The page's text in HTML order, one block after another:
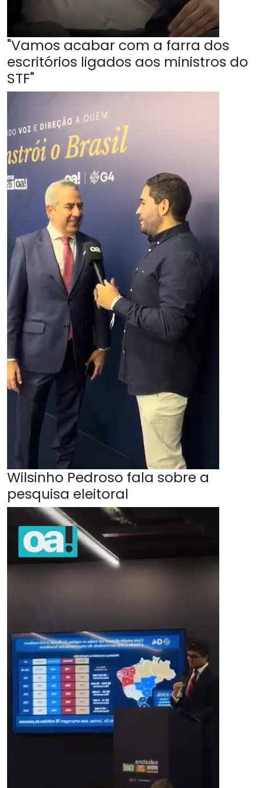
"Vamos acabar com a farra dos
escritórios ligados aos ministros do
STF"
Wilsinho Pedroso fala sobre a
pesquisa eleitoral